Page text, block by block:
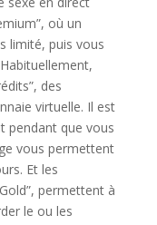
où un
limité, puis vous
des
virtuelle. Il est
pendant que vous
vous permettent
Et les
permettent à
le ou les